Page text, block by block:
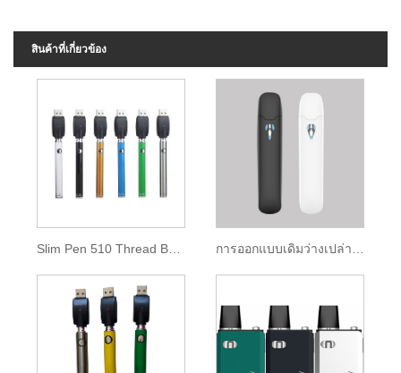
สินค้าที่เกี่ยวข้อง
Slim Pen 510 Thread Battery พร้อมที่ชาร์จ USB